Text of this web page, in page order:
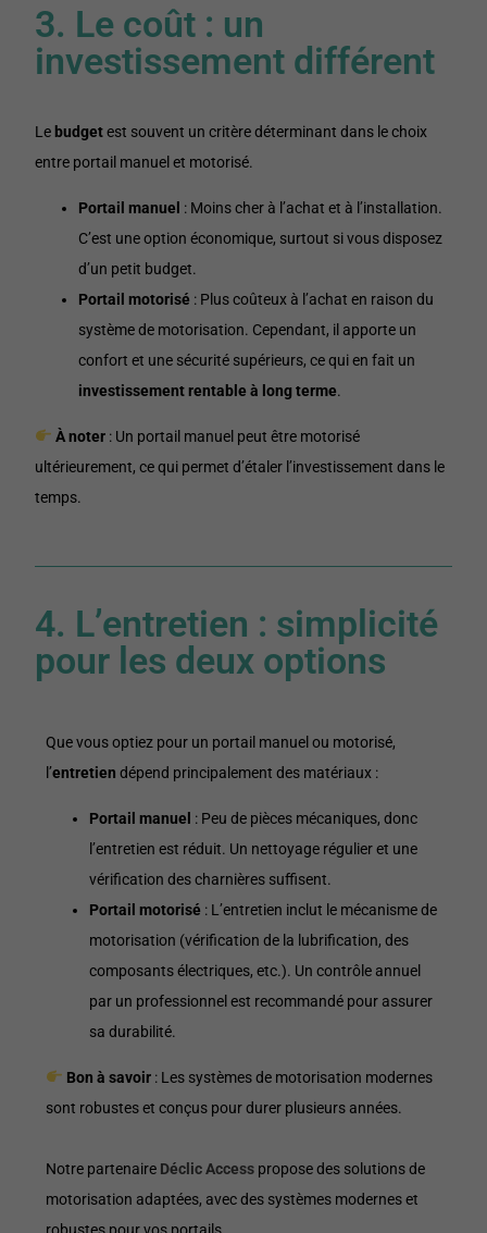
3. Le coût : un
investissement différent
Le budgetest souvent un critère déterminant dans le choix
entre portail manuel et motorisé.
Portail manuel : Moins cher à l’achat et à l’installation.
C’est une option économique, surtout si vous disposez
d’un petit budget.
Portail motorisé : Plus coûteux à l’achat en raison du
système de motorisation. Cependant, il apporte un
confort et une sécurité supérieurs, ce qui en fait un
investissement rentable à long terme.
À noter : Un portail manuel peut être motorisé
ultérieurement, ce qui permet d’étaler l’investissement dans le
temps.
4. L’entretien : simplicité
pour les deux options
Que vous optiez pour un portail manuel ou motorisé,
l’entretien dépend principalement des matériaux :
Portail manuel : Peu de pièces mécaniques, donc
l’entretien est réduit. Un nettoyage régulier et une
vérification des charnières suffisent.
Portail motorisé : L’entretien inclut le mécanisme de
motorisation (vérification de la lubrification, des
composants électriques, etc.). Un contrôle annuel
par un professionnel est recommandé pour assurer
sa durabilité.
Bon à savoir : Les systèmes de motorisation modernes
sont robustes et conçus pour durer plusieurs années.
Notre partenaire Déclic Access propose des solutions de
motorisation adaptées, avec des systèmes modernes et